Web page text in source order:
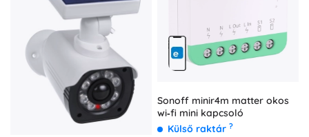
Sonoff minir4m matter okos
wi‑fi mini kapcsoló
Külső raktár ?